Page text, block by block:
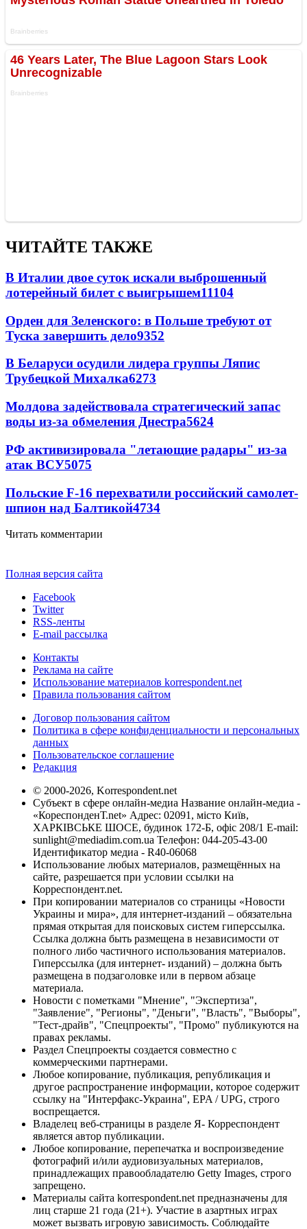
ЧИТАЙТЕ ТАКЖЕ
В Италии двое суток искали выброшенный
лотерейный билет с выигрышем11104
Орден для Зеленского: в Польше требуют от
Туска завершить дело9352
В Беларуси осудили лидера группы Ляпис
Трубецкой Михалка6273
Молдова задействовала стратегический запас
воды из-за обмеления Днестра5624
РФ активизировала "летающие радары" из-за
атак ВСУ5075
Польские F-16 перехватили российский самолет-
шпион над Балтикой4734
Читать комментарии
Полная версия сайта
Facebook
Twitter
RSS-ленты
E-mail рассылка
Контакты
Реклама на сайте
Использование материалов korrespondent.net
Правила пользования сайтом
Договор пользования сайтом
Политика в сфере конфиденциальности и персональных
данных
Пользовательское соглашение
Редакция
© 2000-2026, Korrespondent.net
Субъект в сфере онлайн-медиа Название онлайн-медиа -
«КореспонденТ.net» Адрес: 02091, місто Київ,
ХАРКІВСЬКЕ ШОСЕ, будинок 172-Б, офіс 208/1 E-mail:
sunlight@mediadim.com.ua Телефон: 044-205-43-00
Идентификатор медиа - R40-06068
Использование любых материалов, размещённых на
сайте, разрешается при условии ссылки на
Корреспондент.net.
При копировании материалов со страницы «Новости
Украины и мира», для интернет-изданий – обязательна
прямая открытая для поисковых систем гиперссылка.
Ссылка должна быть размещена в независимости от
полного либо частичного использования материалов.
Гиперссылка (для интернет- изданий) – должна быть
размещена в подзаголовке или в первом абзаце
материала.
Новости с пометками "Мнение", "Экспертиза",
"Заявление", "Регионы", "Деньги", "Власть", "Выборы",
"Тест-драйв", "Спецпроекты", "Промо" публикуются на
правах рекламы.
Раздел Спецпроекты создается совместно с
коммерческими партнерами.
Любое копирование, публикация, републикация и
другое распространение информации, которое содержит
ссылку на "Интерфакс-Украина", EPA / UPG, строго
воспрещается.
Владелец веб-страницы в разделе Я- Корреспондент
является автор публикации.
Любое копирование, перепечатка и воспроизведение
фотографий и/или аудиовизуальных материалов,
принадлежащих правообладателю Getty Images, строго
запрещено.
Материалы сайта korrespondent.net предназначены для
лиц старше 21 года (21+). Участие в азартных играх
может вызвать игровую зависимость. Соблюдайте